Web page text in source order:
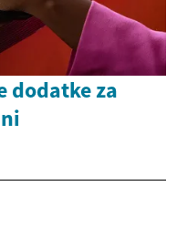
dodatke za